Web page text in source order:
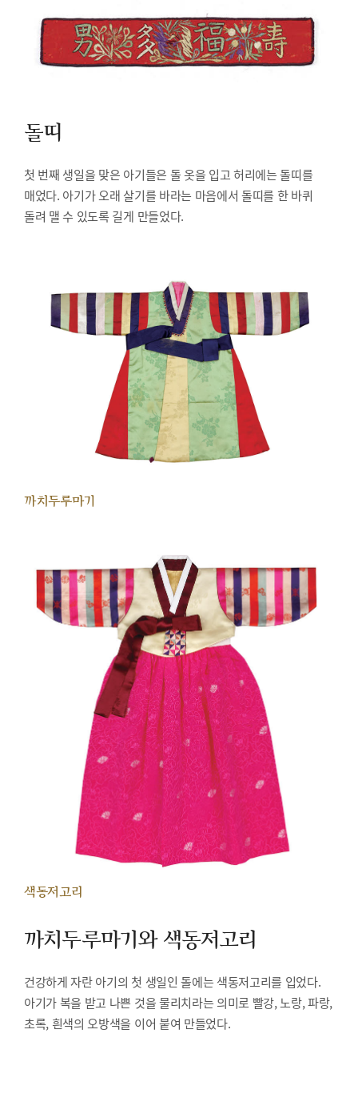
돌띠
첫 번째 생일을 맞은 아기들은 돌 옷을 입고 허리에는 돌띠를
매었다. 아기가 오래 살기를 바라는 마음에서 돌띠를 한 바퀴
돌려 맬 수 있도록 길게 만들었다.
까치두루마기
색동저고리
까치두루마기와 색동저고리
건강하게 자란 아기의 첫 생일인 돌에는 색동저고리를 입었다.
아기가 복을 받고 나쁜 것을 물리치라는 의미로 빨강, 노랑, 파랑,
초록, 흰색의 오방색을 이어 붙여 만들었다.